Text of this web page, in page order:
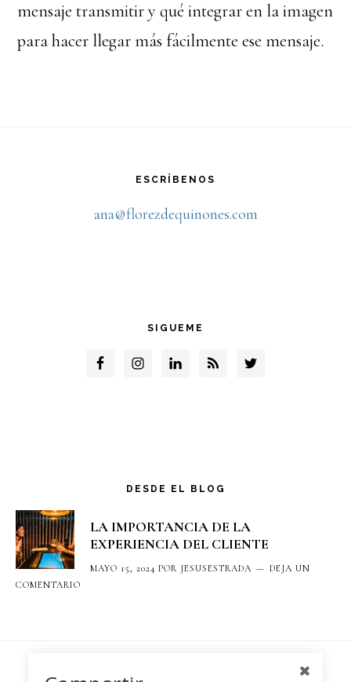
mensaje transmitir y qué integrar en la imagen
para hacer llegar más fácilmente ese mensaje.
ESCRÍBENOS
ana@florezdequinones.com
SIGUEME
DESDE EL BLOG
LA IMPORTANCIA DE LA
EXPERIENCIA DEL CLIENTE
MAYO 15, 2024 POR JESUSESTRADA
DEJA UN
COMENTARIO